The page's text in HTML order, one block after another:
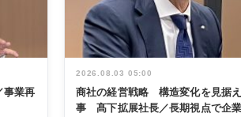
事業再
2026.08.03 05:00
商社の経営戦略 構造変化を見据
事 髙下拡展社長／長期視点で企